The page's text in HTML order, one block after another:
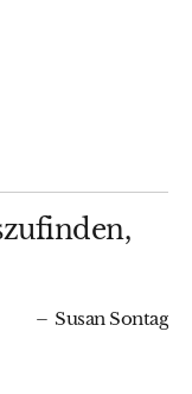
Susan Sontag